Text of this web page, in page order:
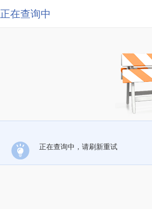
正在查询中
正在查询中，请刷新重试